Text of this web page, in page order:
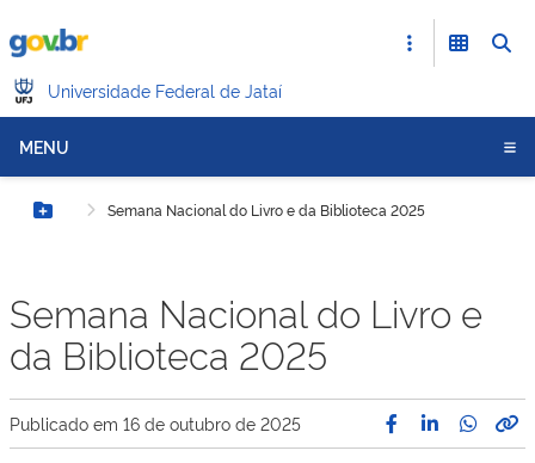
Universidade Federal de Jataí
MENU
Botão MenuSemana Nacional do Livro e da Biblioteca 2025
Semana Nacional do Livro e
da Biblioteca 2025
Publicado em 16 de outubro de 2025